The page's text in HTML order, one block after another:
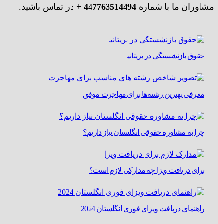
مشاوران ما با شماره 447763514494 + در تماس باشید.
حقوق بازنشستگی در بریتانیا
معرفی بهترین رشته‌ها برای مهاجرت موفق
چرا به مشاوره حقوقی انگلستان نیاز داریم؟
برای دریافت ویزا چه مدارکی لازم است؟
راهنمای دریافت ویزای فوری انگلستان 2024